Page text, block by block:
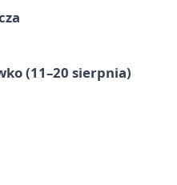
(11–20 sierpnia)